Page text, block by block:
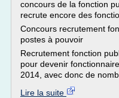
concours de la fonction
recrute encore des
Concours recrutement
postes à pouvoir
Recrutement fonction
pour devenir
2014, avec donc de
Lire la suite